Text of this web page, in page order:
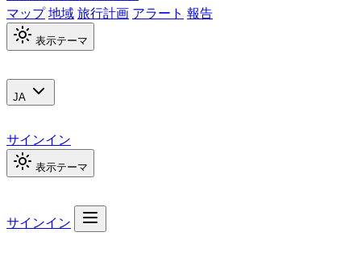
マップ地域旅行計画 アラート 報告
表示テーマ
JA
サインイン
表示テーマ
サインイン